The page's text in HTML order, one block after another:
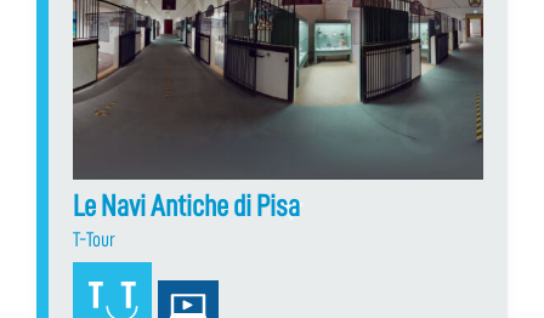
Le Navi Antiche di Pisa
T-Tour